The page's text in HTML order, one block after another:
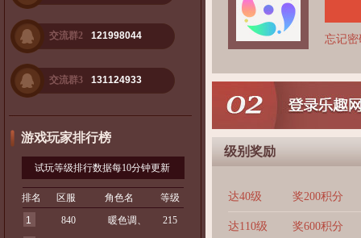
交流群2 121998044
交流群3 131124933
游戏玩家排行榜
试玩等级排行数据每10分钟更新
排名 区服 角色名
等级
1
840 暖色调、 215
忘记密
级别奖励
达40级 奖200积分
达110级 奖600积分